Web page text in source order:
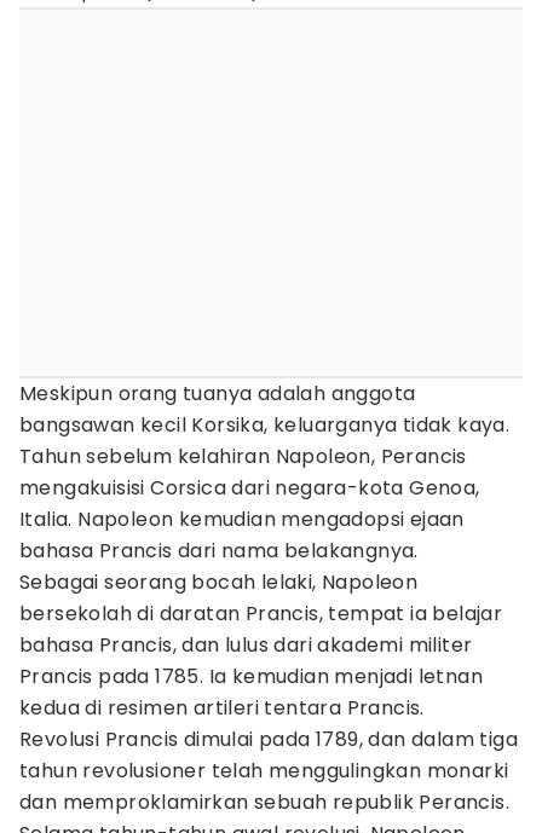
Meskipun orang tuanya adalah anggota
bangsawan kecil Korsika, keluarganya tidak kaya.
Tahun sebelum kelahiran Napoleon, Perancis
mengakuisisi Corsica dari negara-kota Genoa,
Italia. Napoleon kemudian mengadopsi ejaan
bahasa Prancis dari nama belakangnya.
Sebagai seorang bocah lelaki, Napoleon
bersekolah di daratan Prancis, tempat ia belajar
bahasa Prancis, dan lulus dari akademi militer
Prancis pada 1785. Ia kemudian menjadi letnan
kedua di resimen artileri tentara Prancis.
Revolusi Prancis dimulai pada 1789, dan dalam tiga
tahun revolusioner telah menggulingkan monarki
dan memproklamirkan sebuah republik Perancis.